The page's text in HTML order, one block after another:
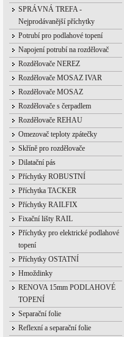
SPRÁVNÁ TREFA -
Nejprodávanější příchytky
Potrubí pro podlahové topení
Napojení potrubí na rozdělovač
Rozdělovače NEREZ
Rozdělovače MOSAZ IVAR
Rozdělovače MOSAZ
Rozdělovače s čerpadlem
Rozdělovače REHAU
Omezovač teploty zpátečky
Skříně pro rozdělovače
Dilatační pás
Příchytky ROBUSTNÍ
Příchytka TACKER
Příchytky RAILFIX
Fixační lišty RAIL
Příchytky pro elektrické podlahové
topení
Příchytky OSTATNÍ
Hmoždinky
RENOVA 15mm PODLAHOVÉ
TOPENÍ
Separační folie
Reflexní a separační folie